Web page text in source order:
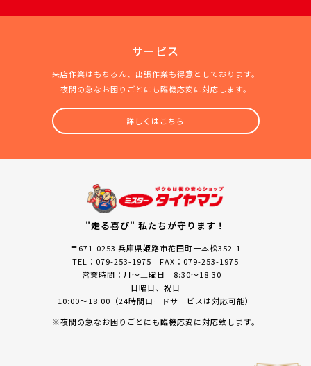
サービス
来店作業はもちろん、出張作業も得意としております。
夜間の急なお困りごとにも臨機応変に対応します。
詳しくはこちら
"走る喜び" 私たちが守ります！
〒671-0253 兵庫県姫路市花田町一本松352-1
TEL：079-253-1975 FAX：079-253-1975
営業時間：月～土曜日 8:30～18:30
日曜日、祝日
10:00～18:00（24時間ロードサービスは対応可能）
※夜間の急なお困りごとにも臨機応変に対応致します。